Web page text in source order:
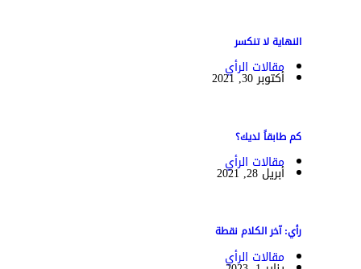
النهاية لا تنكسر
مقالات الرأي
أكتوبر 30, 2021
كم طابقاً لديك؟
مقالات الرأي
أبريل 28, 2021
رأي: آخر الكلام نقطة
مقالات الرأي